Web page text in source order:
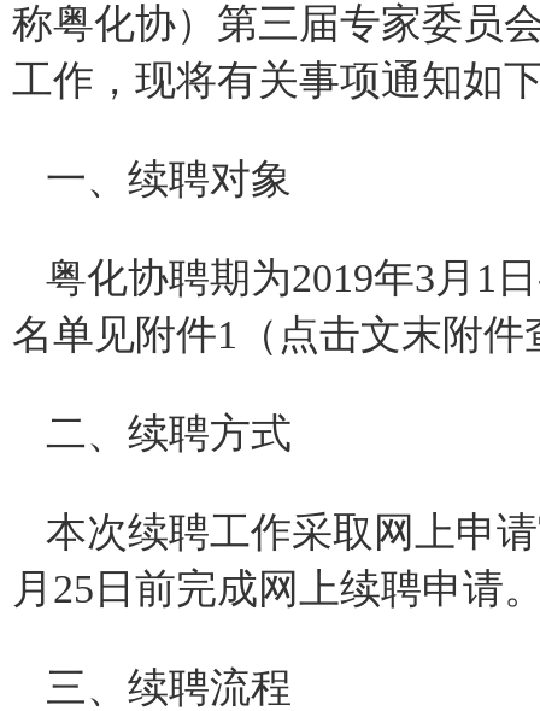
称粤化协）第三届专家委员
工作，现将有关事项通知
一、续聘对象
粤化协聘期为2019年3月1
名单见附件1（点击文末附件
二、续聘方式
本次续聘工作采取网上申
月25日前完成网上续聘申请
三、续聘流程